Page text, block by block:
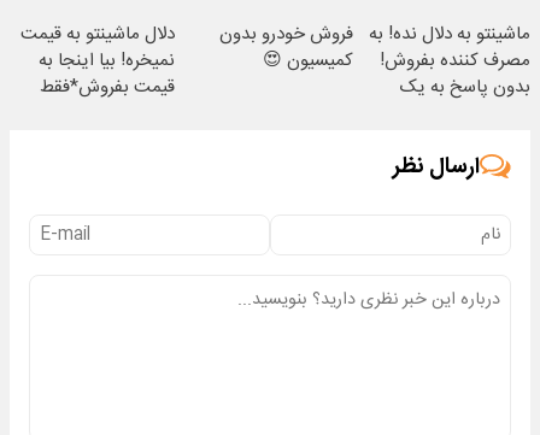
ماشینتو به دلال نده! به
مصرف کننده بفروش!
بدون پاسخ به یک
فروش خودرو بدون
کمیسیون 😍
دلال ماشینتو به قیمت
نمیخره! بیا اینجا به
قیمت بفروش*فقط
ارسال نظر